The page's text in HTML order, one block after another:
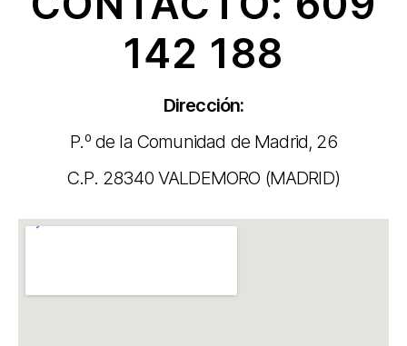
142 188
Dirección:
P.º de la Comunidad de Madrid, 26
C.P. 28340 VALDEMORO (MADRID)